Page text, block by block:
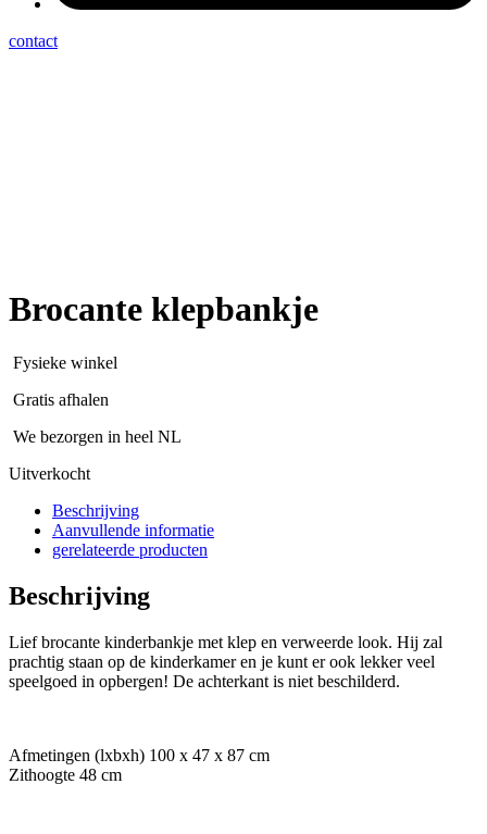
contact
Brocante klepbankje
Fysieke winkel
Gratis afhalen
We bezorgen in heel NL
Uitverkocht
Beschrijving
Aanvullende informatie
gerelateerde producten
Beschrijving
Lief brocante kinderbankje met klep en verweerde look. Hij zal
prachtig staan op de kinderkamer en je kunt er ook lekker veel
speelgoed in opbergen! De achterkant is niet beschilderd.
Afmetingen (lxbxh) 100 x 47 x 87 cm
Zithoogte 48 cm